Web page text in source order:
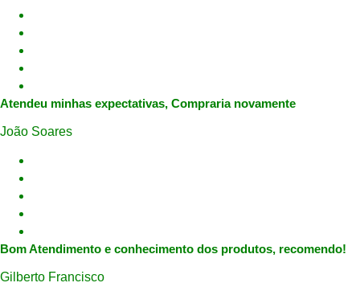
Atendeu minhas expectativas, Compraria novamente
João Soares
Bom Atendimento e conhecimento dos produtos, recomendo!
Gilberto Francisco